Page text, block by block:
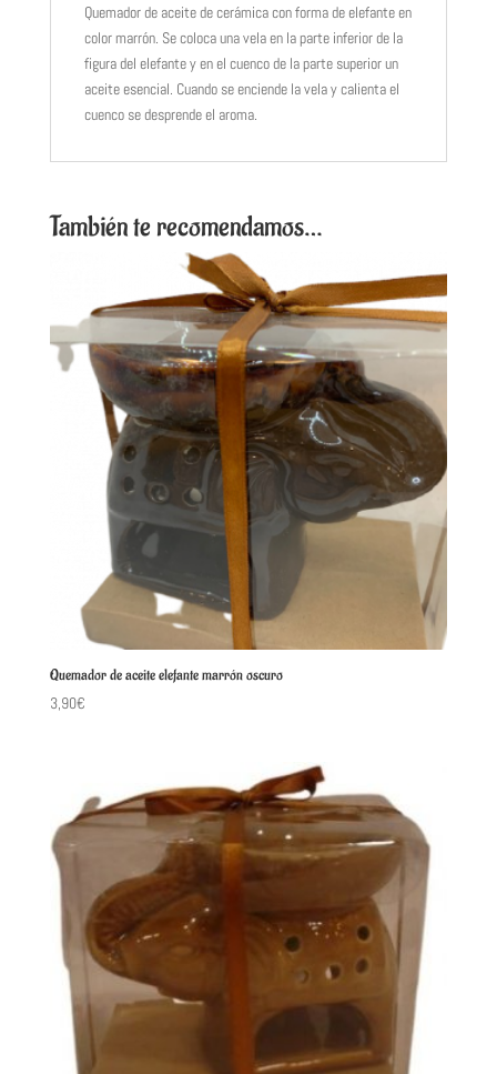
Quemador de aceite de cerámica con forma de elefante en
color marrón. Se coloca una vela en la parte inferior de la
figura del elefante y en el cuenco de la parte superior un
aceite esencial. Cuando se enciende la vela y calienta el
cuenco se desprende el aroma.
También te recomendamos…
Quemador de aceite elefante marrón oscuro
3,90€